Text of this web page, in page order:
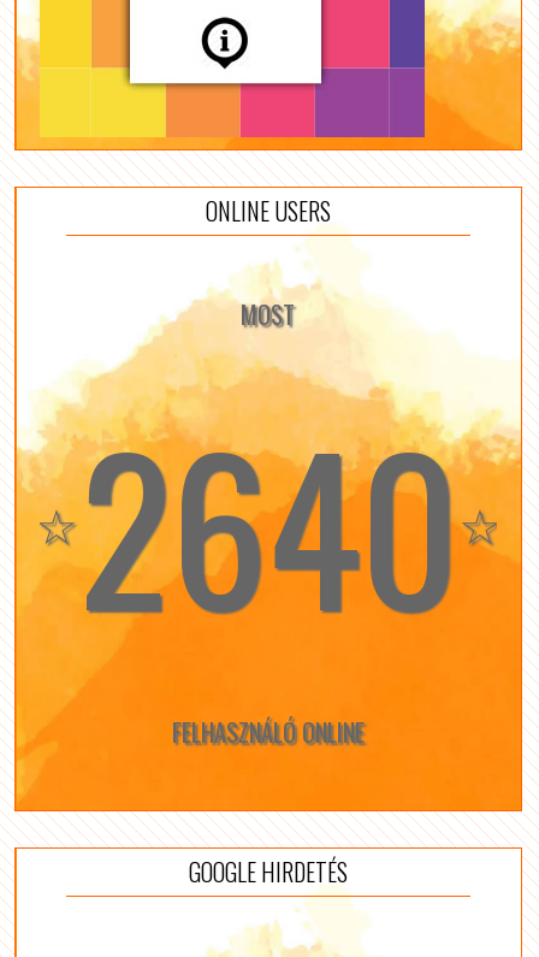
ONLINE USERS
MOST
☆2640☆
FELHASZNÁLÓ ONLINE
GOOGLE HIRDETÉS